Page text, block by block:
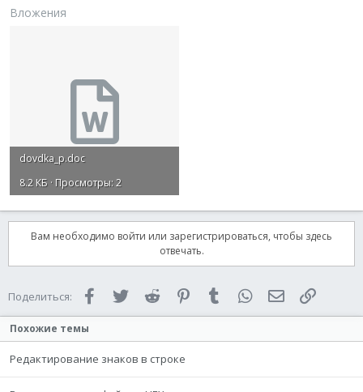
Вложения
dovdka_p.doc
8.2 КБ · Просмотры: 2
Вам необходимо войти или зарегистрироваться, чтобы здесь
отвечать.
Поделиться: FacebookTwitter Reddit PinterestTumblr WhatsAppЭлектронная
Похожие темы
Редактирование знаков в строке